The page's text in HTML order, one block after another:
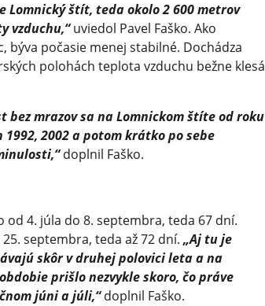
Lomnický štít, teda okolo 2 600 metrov
vzduchu,“uviedol Pavel Faško. Ako
počasie menej stabilné. Dochádza
polohách teplota vzduchu bežne klesá
bez mrazov sa na Lomnickom štíte od roku
2002 a potom krátko po sebe
doplnil Faško.
4. júla do 8. septembra, teda 67 dní.
septembra, teda až 72 dní.„Aj tu je
skôr v druhej polovici leta a na
prišlo nezvykle skoro, čo práve
júni a júli,“doplnil Faško.